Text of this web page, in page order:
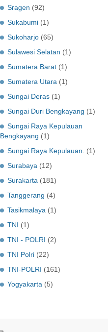
Sragen (92)
Sukabumi (1)
Sukoharjo (65)
Sulawesi Selatan (1)
Sumatera Barat (1)
Sumatera Utara (1)
Sungai Deras (1)
Sungai Duri Bengkayang (1)
Sungai Raya Kepulauan
Bengkayang (1)
Sungai Raya Kepulauan.
(1)
Surabaya (12)
Surakarta (181)
Tanggerang (4)
Tasikmalaya (1)
TNI (1)
TNI - POLRI (2)
TNI Polri (22)
TNI-POLRI (161)
Yogyakarta (5)